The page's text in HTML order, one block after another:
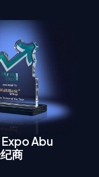
Abu
商